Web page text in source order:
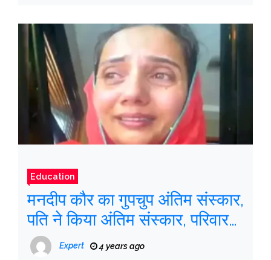
Education
मनदीप कौर का गुपचुप अंतिम संस्कार,
पति ने किया अंतिम संस्कार, परिवार
का दावाExpert 4 years ago